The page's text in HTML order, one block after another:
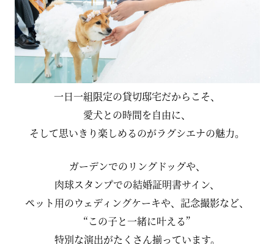
一日一組限定の貸切邸宅だからこそ、
愛犬との時間を自由に、
そして思いきり楽しめるのがラグシエナの魅力。
ガーデンでのリングドッグや、
肉球スタンプでの結婚証明書サイン、
ペット用のウェディングケーキや、記念撮影など、
“この子と一緒に叶える”
特別な演出がたくさん揃っています。